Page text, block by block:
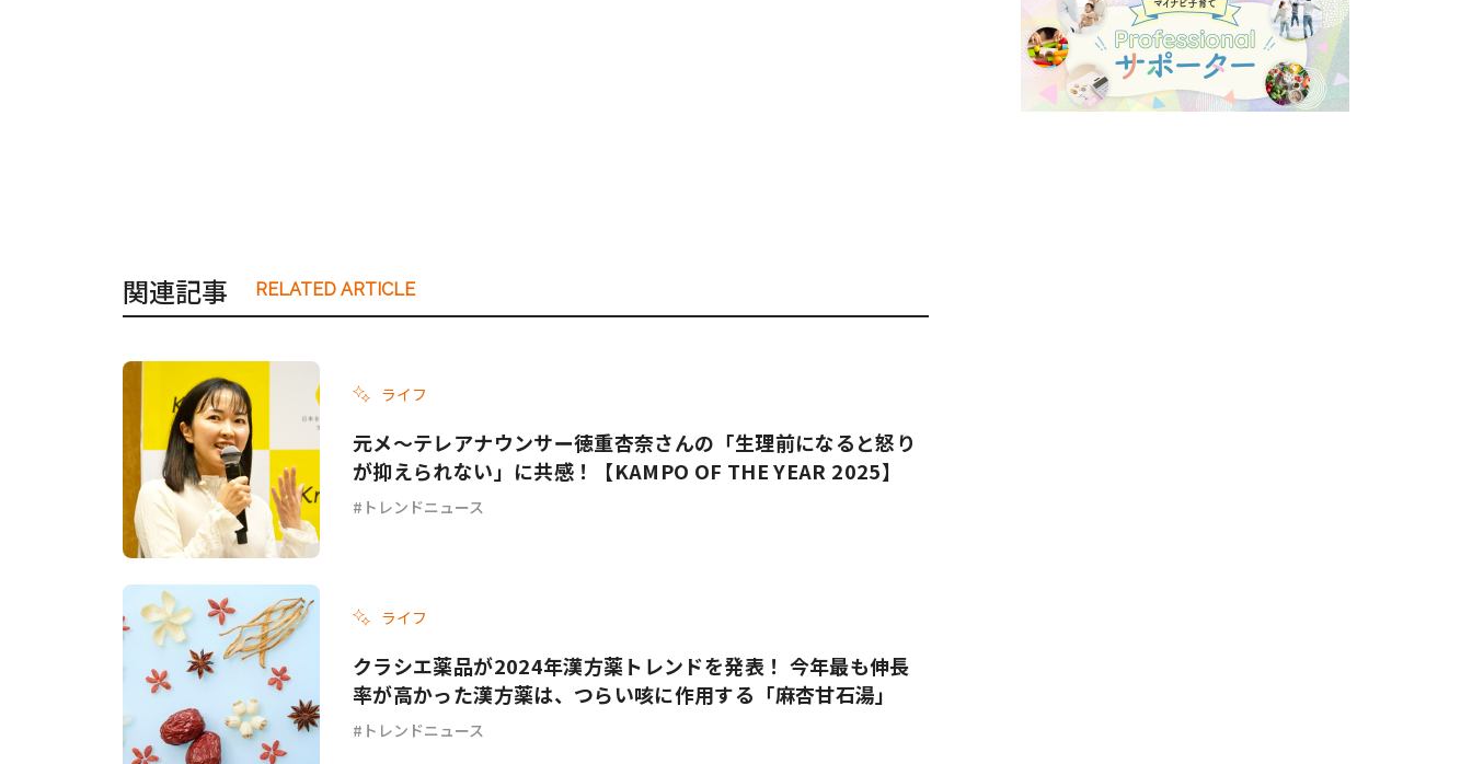
関連記事 RELATED ARTICLE
ライフ
元メ〜テレアナウンサー徳重杏奈さんの「生理前になると怒り
が抑えられない」に共感！【KAMPO OF THE YEAR 2025】
トレンドニュース
ライフ
クラシエ薬品が2024年漢方薬トレンドを発表！ 今年最も伸長
率が高かった漢方薬は、つらい咳に作用する「麻杏甘石湯」
トレンドニュース